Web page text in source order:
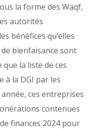
la forme des Waqf,
autorités
bénéfices qu’elles
bienfaisance sont
que la liste de ces
à la DGI par les
ces entreprises
contenues
finances 2024 pour